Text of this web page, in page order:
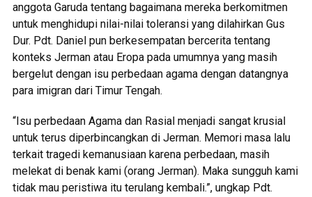
anggota Garuda tentang bagaimana mereka berkomitmen
untuk menghidupi nilai-nilai toleransi yang dilahirkan Gus
Dur. Pdt. Daniel pun berkesempatan bercerita tentang
konteks Jerman atau Eropa pada umumnya yang masih
bergelut dengan isu perbedaan agama dengan datangnya
para imigran dari Timur Tengah.
“Isu perbedaan Agama dan Rasial menjadi sangat krusial
untuk terus diperbincangkan di Jerman. Memori masa lalu
terkait tragedi kemanusiaan karena perbedaan, masih
melekat di benak kami (orang Jerman). Maka sungguh kami
tidak mau peristiwa itu terulang kembali.”, ungkap Pdt.